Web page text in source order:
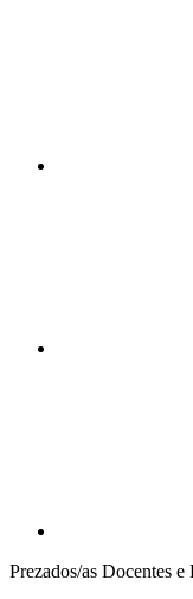
Prezados/as Docentes e